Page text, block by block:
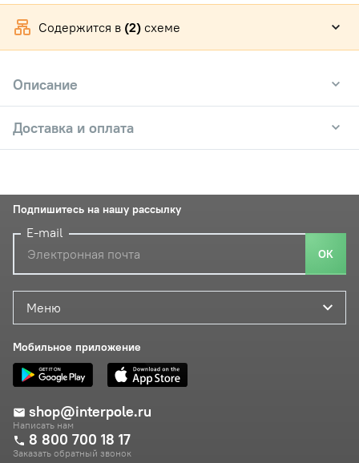
Содержится в (2) схеме
Описание
Доставка и оплата
Меню
Мобильное приложение
shop@interpole.ru
Написать нам
8 800 700 18 17
Заказать обратный звонок
Подпишитесь на нашу рассылку
E-mail
ОК